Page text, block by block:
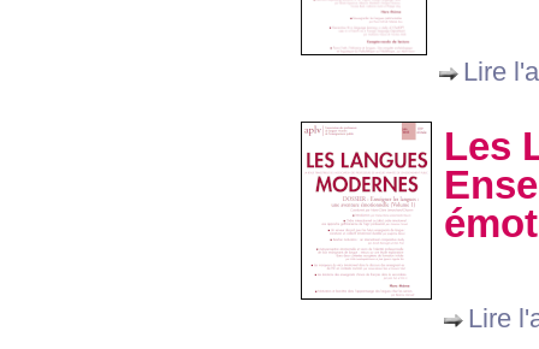
Lire
Les
Lire